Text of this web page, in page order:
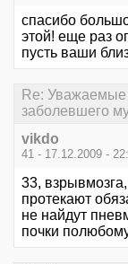
спасибо
этой! еще раз
пусть ваши
Re: Уважаемые
заболевшего
vikdo
41 - 17.12.2009 -
33,
протекают
не найдут
почки